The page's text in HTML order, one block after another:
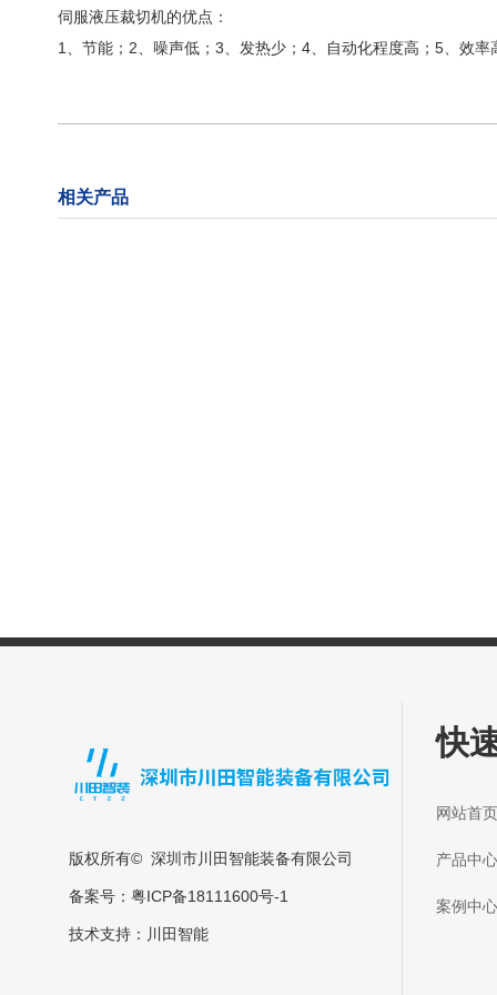
伺服液压裁切机的优点：
1、节能；2、噪声低；3、发热少；4、自动化程度高；5、效率
相关产品
版权所有© 深圳市川田智能装备有限公司
备案号： 粤ICP备18111600号-1
技术支持： 川田智能
快
网站
产品
案例